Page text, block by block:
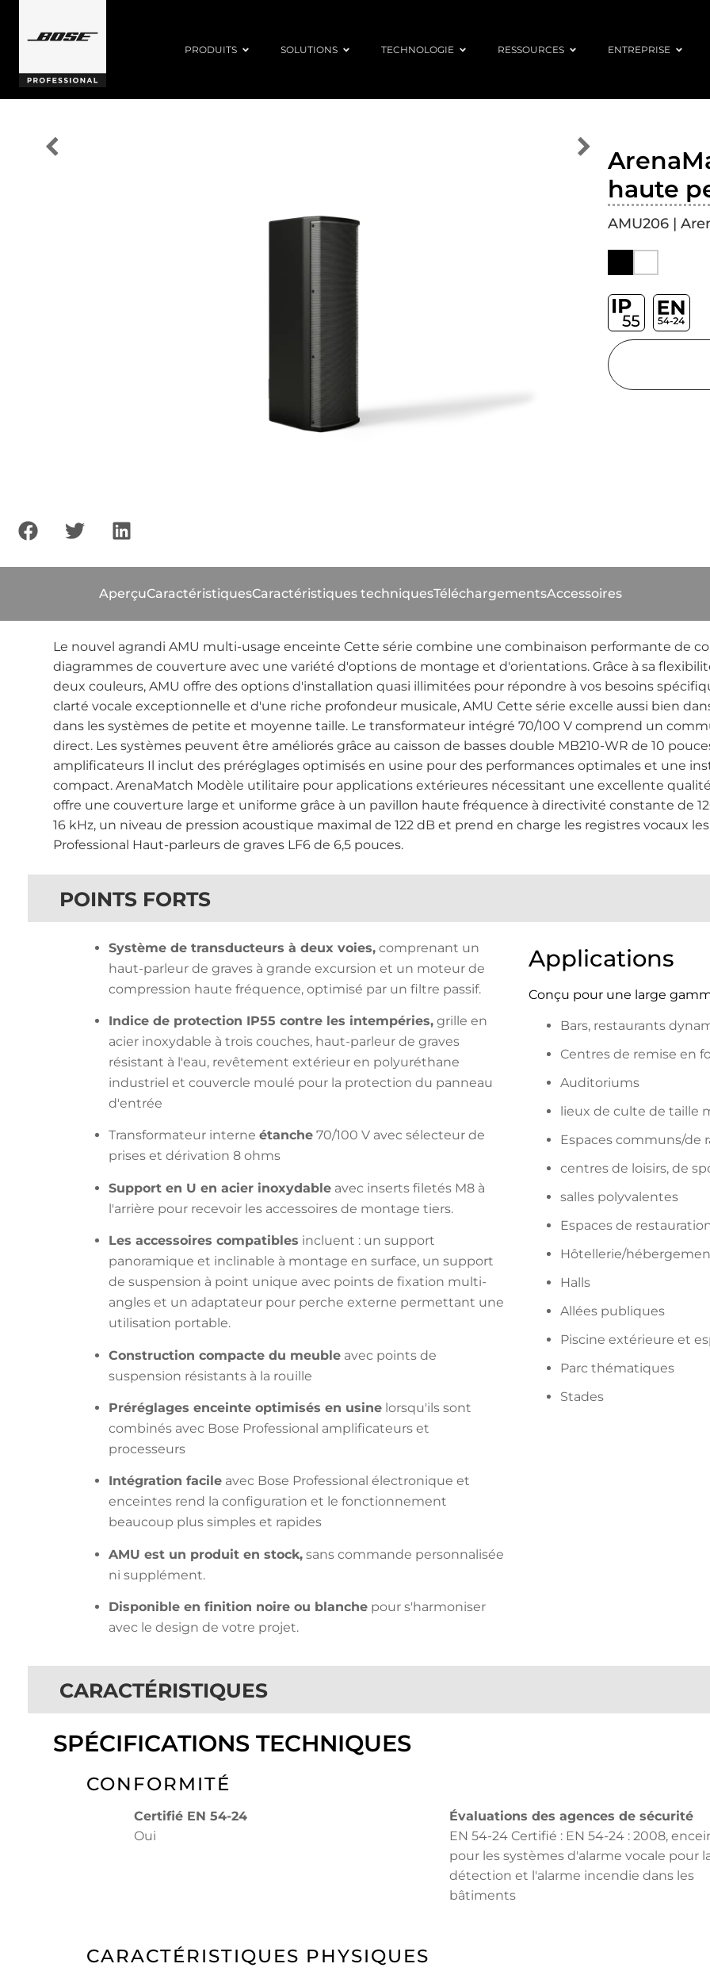
PRODUITS SOLUTIONS TECHNOLOGIE RESSOURCES ENTREPRISE
haute
AMU206 |
AperçuCaractéristiquesCaractéristiques techniquesTéléchargementsAccessoires
Le nouvel agrandi AMU multi-usage enceinte Cette série combine une combinaison performante de
diagrammes de couverture avec une variété d'options de montage et d'orientations. Grâce à sa
deux couleurs, AMU offre des options d'installation quasi illimitées pour répondre à vos besoins
clarté vocale exceptionnelle et d'une riche profondeur musicale, AMU Cette série excelle aussi bien
dans les systèmes de petite et moyenne taille. Le transformateur intégré 70/100 V comprend un
direct. Les systèmes peuvent être améliorés grâce au caisson de basses double MB210-WR de 10
amplificateurs Il inclut des préréglages optimisés en usine pour des performances optimales et une
compact. ArenaMatch Modèle utilitaire pour applications extérieures nécessitant une excellente
offre une couverture large et uniforme grâce à un pavillon haute fréquence à directivité constante de
16 kHz, un niveau de pression acoustique maximal de 122 dB et prend en charge les registres vocaux
Professional Haut-parleurs de graves LF6 de 6,5 pouces.
POINTS FORTS
Système de transducteurs à deux voies,comprenant un
haut-parleur de graves à grande excursion et un moteur de
compression haute fréquence, optimisé par un filtre passif.
Indice de protection IP55 contre les intempéries,grille en
acier inoxydable à trois couches, haut-parleur de graves
résistant à l'eau, revêtement extérieur en polyuréthane
industriel et couvercle moulé pour la protection du panneau
d'entrée
Transformateur interne étanche70/100 V avec sélecteur de
prises et dérivation 8 ohms
Support en U en acier inoxydableavec inserts filetés M8 à
l'arrière pour recevoir les accessoires de montage tiers.
Les accessoires compatibles incluent : un support
panoramique et inclinable à montage en surface, un support
de suspension à point unique avec points de fixation multi-
angles et un adaptateur pour perche externe permettant une
utilisation portable.
Construction compacte du meubleavec points de
suspension résistants à la rouille
Préréglages enceinte optimisés en usinelorsqu'ils sont
combinés avec Bose Professional amplificateurs et
processeurs
Intégration facileavec Bose Professional électronique et
enceintes rend la configuration et le fonctionnement
beaucoup plus simples et rapides
AMU est un produit en stock,sans commande personnalisée
ni supplément.
Disponible en finition noire ou blanchepour s'harmoniser
avec le design de votre projet.
Applications
Conçu pour une large
Bars, restaurants
Centres de remise en
Auditoriums
lieux de culte de taille
Espaces communs/de
centres de loisirs, de
salles polyvalentes
Espaces de
Hôtellerie/
Halls
Allées publiques
Piscine extérieure et
Parc thématiques
Stades
CARACTÉRISTIQUES
SPÉCIFICATIONS TECHNIQUES
CONFORMITÉ
Certifié EN 54-24
Oui
Évaluations des agences de sécurité
EN 54-24 Certifié : EN 54-24 : 2008,
pour les systèmes d'alarme vocale pour
détection et l'alarme incendie dans les
bâtiments
CARACTÉRISTIQUES PHYSIQUES